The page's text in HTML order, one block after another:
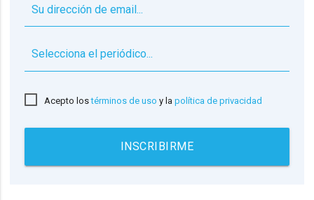
Acepto lostérminos de uso y lapolítica de privacidad
INSCRIBIRME